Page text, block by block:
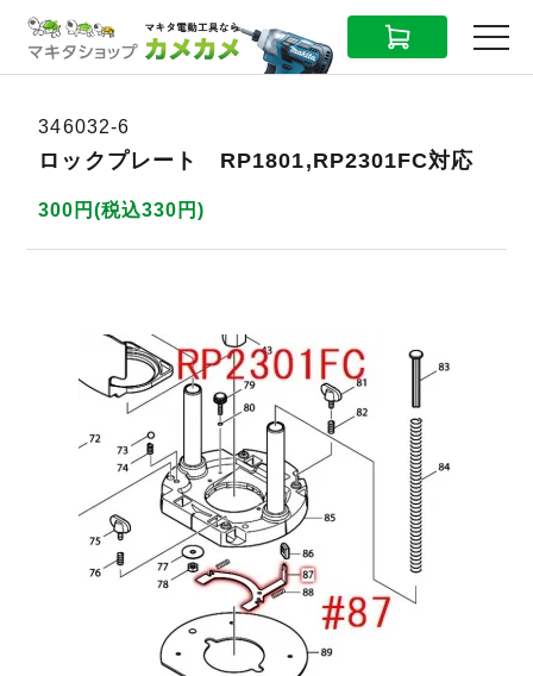
CART MENU
346032-6
ロックプレート RP1801,RP2301FC対応
300円(税込330円)